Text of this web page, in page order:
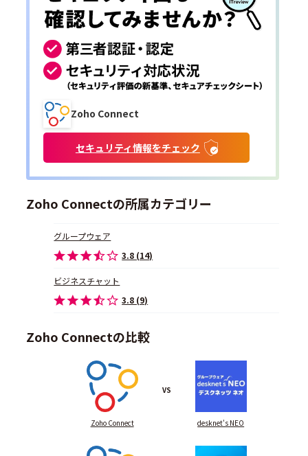
Zoho Connect
セキュリティ情報をチェック
Zoho Connectの所属カテゴリー
グループウェア
3.8 (14)
ビジネスチャット
3.8 (9)
Zoho Connectの比較
Zoho Connect
VS
desknet's NEO